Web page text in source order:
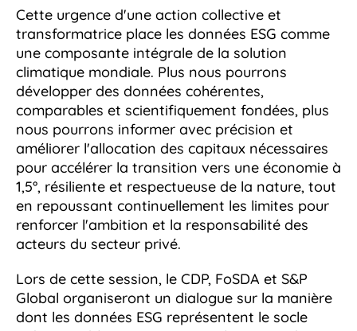
Cette urgence d'une action collective et
transformatrice place les données ESG comme
une composante intégrale de la solution
climatique mondiale. Plus nous pourrons
développer des données cohérentes,
comparables et scientifiquement fondées, plus
nous pourrons informer avec précision et
améliorer l'allocation des capitaux nécessaires
pour accélérer la transition vers une économie à
1,5°, résiliente et respectueuse de la nature, tout
en repoussant continuellement les limites pour
renforcer l'ambition et la responsabilité des
acteurs du secteur privé.
Lors de cette session, le CDP, FoSDA et S&P
Global organiseront un dialogue sur la manière
dont les données ESG représentent le socle